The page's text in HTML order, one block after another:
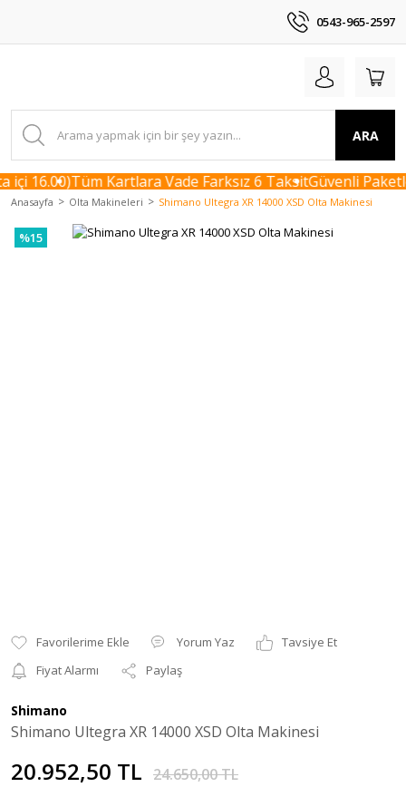
0543-965-2597
ARA
içi 16.00)Tüm Kartlara Vade Farksız 6 TaksitGüvenli
Anasayfa Olta Makineleri Shimano Ultegra XR 14000 XSD Olta Makinesi
%15
Yorum Yaz
Tavsiye Et
Fiyat Alarmı
Paylaş
Shimano
Shimano Ultegra XR 14000 XSD Olta Makinesi
20.952,50 TL 24.650,00 TL